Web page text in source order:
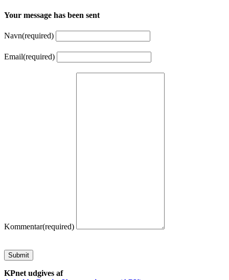
Your message has been sent
Navn(required)
Email(required)
Kommentar(required)
Submit
KPnet udgives af